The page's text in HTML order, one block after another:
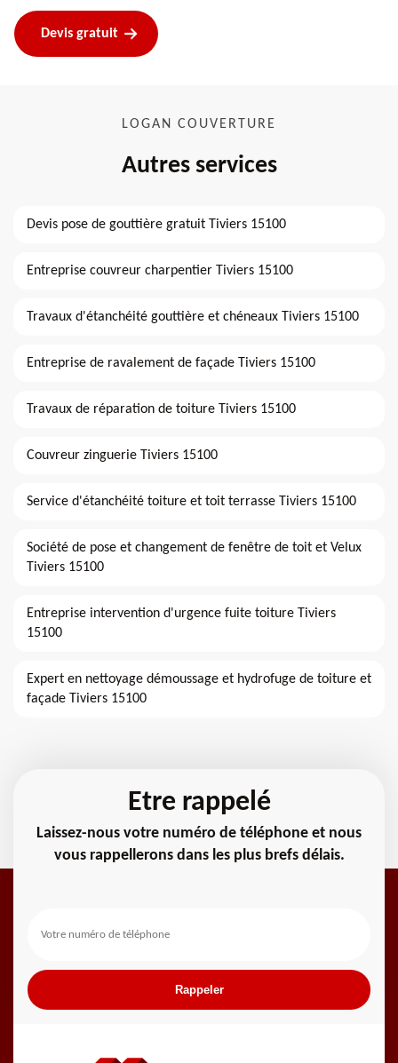
Devis gratuit
LOGAN COUVERTURE
Autres services
Devis pose de gouttière gratuit Tiviers 15100
Entreprise couvreur charpentier Tiviers 15100
Travaux d'étanchéité gouttière et chéneaux Tiviers 15100
Entreprise de ravalement de façade Tiviers 15100
Travaux de réparation de toiture Tiviers 15100
Couvreur zinguerie Tiviers 15100
Service d'étanchéité toiture et toit terrasse Tiviers 15100
Société de pose et changement de fenêtre de toit et Velux
Tiviers 15100
Entreprise intervention d'urgence fuite toiture Tiviers
15100
Expert en nettoyage démoussage et hydrofuge de toiture et
façade Tiviers 15100
Etre rappelé
Laissez-nous votre numéro de téléphone et nous
vous rappellerons dans les plus brefs délais.